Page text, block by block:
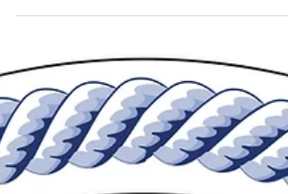
Master? "I...